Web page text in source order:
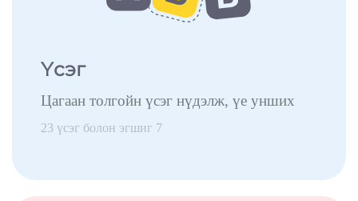
Үсэг
Цагаан толгойн үсэг нүдэлж, үе унших
23 үсэг болон эгшиг 7